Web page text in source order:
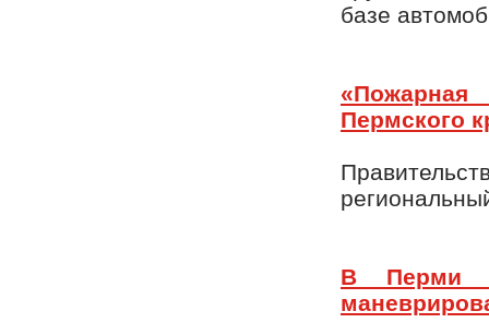
базе
«Пожарная
Пермского
В Перми